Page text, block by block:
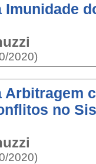
Imunidade
2020)
Arbitragem
no
2020)